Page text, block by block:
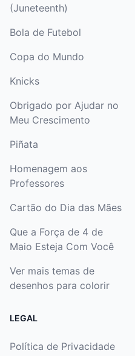
(Juneteenth)
Bola de Futebol
Copa do Mundo
Knicks
Obrigado por Ajudar no
Meu Crescimento
Piñata
Homenagem aos
Professores
Cartão do Dia das Mães
Que a Força de 4 de
Maio Esteja Com Você
Ver mais temas de
desenhos para colorir
LEGAL
Política de Privacidade